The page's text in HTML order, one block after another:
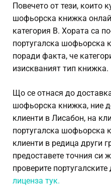
Повечето от тези, които
шофьорска книжка
категория B. Хората са
португалска шофьорска
поради факта, че
изискваният тип книжка.
Що се отнася до
шофьорска книжка, ние
клиенти в Лисабон, на
португалска шофьорска
клиенти в редица други
предоставете точния си
проверите
лиценза тук.